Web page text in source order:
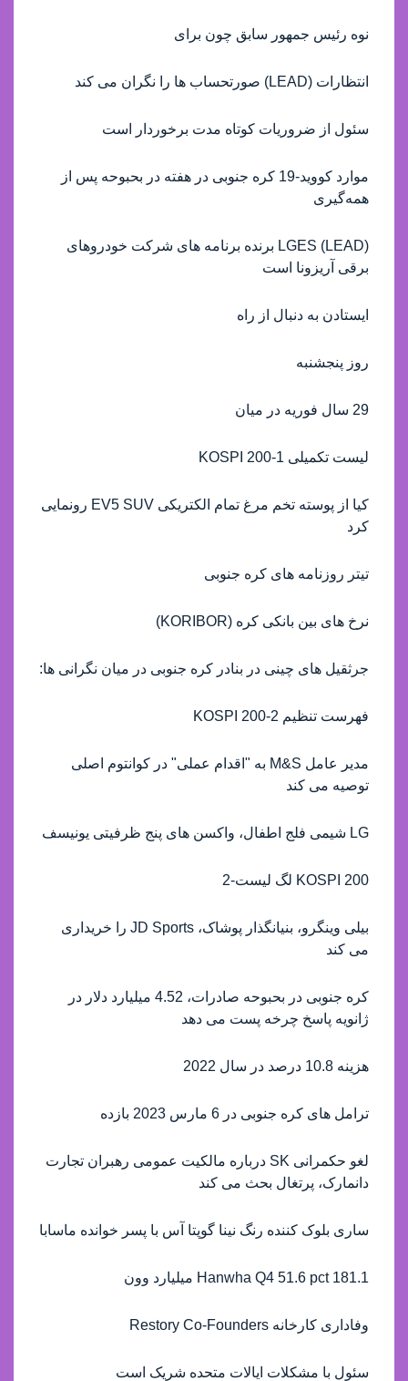
نوه رئیس جمهور سابق چون برای
انتظارات (LEAD) صورتحساب ها را نگران می کند
سئول از ضروريات کوتاه مدت برخوردار است
موارد کووید-19 کره جنوبی در هفته در بحبوحه پس از
همه‌گیری
(LEAD) LGES برنده برنامه های شرکت خودروهای
برقی آریزونا است
ایستادن به دنبال از راه
روز پنجشنبه
29 سال فوریه در میان
لیست تکمیلی KOSPI 200-1
کیا از پوسته تخم مرغ تمام الکتریکی EV5 SUV رونمایی
کرد
تیتر روزنامه های کره جنوبی
نرخ های بین بانکی کره (KORIBOR)
جرثقیل های چینی در بنادر کره جنوبی در میان نگرانی ها:
فهرست تنظیم KOSPI 200-2
مدیر عامل M&S به "اقدام عملی" در کوانتوم اصلی
توصیه می کند
LG شیمی فلج اطفال، واکسن های پنج ظرفیتی یونیسف
KOSPI 200 لگ لیست-2
بیلی وینگرو، بنیانگذار پوشاک، JD Sports را خریداری
می کند
کره جنوبی در بحبوحه صادرات، 4.52 میلیارد دلار در
ژانویه پاسخ چرخه پست می دهد
هزینه 10.8 درصد در سال 2022
ترامل های کره جنوبی در 6 مارس 2023 بازده
لغو حکمرانی SK درباره مالکیت عمومی رهبران تجارت
دانمارک، پرتغال بحث می کند
ساری بلوک کننده رنگ نینا گوپتا آس با پسر خوانده ماسابا
Hanwha Q4 51.6 pct 181.1 میلیارد وون
وفاداری کارخانه Restory Co-Founders
سئول با مشکلات ایالات متحده شریک است